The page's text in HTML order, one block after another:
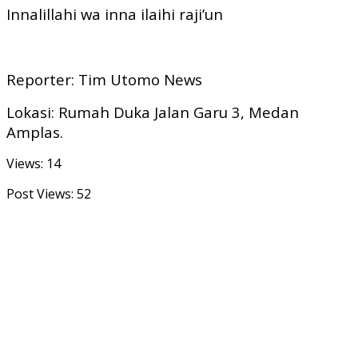
Innalillahi wa inna ilaihi raji’un
Reporter: Tim Utomo News
Lokasi: Rumah Duka Jalan Garu 3, Medan
Amplas.
Views: 14
Post Views: 52